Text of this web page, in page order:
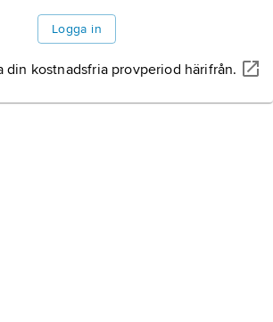
Logga in
din kostnadsfria provperiod härifrån.